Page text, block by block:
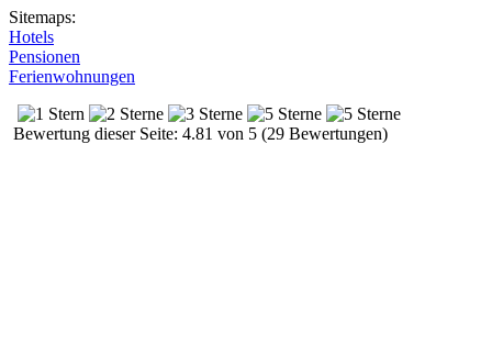
Sitemaps:
Hotels
Pensionen
Ferienwohnungen
Bewertung dieser Seite: 4.81 von 5 (29 Bewertungen)